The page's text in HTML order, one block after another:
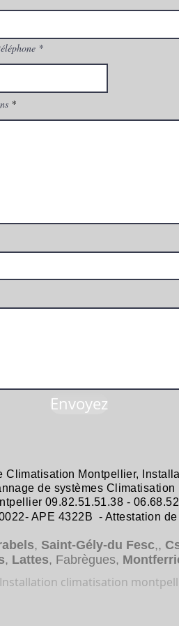
Envoyez
Climatisation Montpellier,
de systèmes Climatisation
09.82.51.51.38 -
APE 4322B - Attestation
, Saint-Gély-du Fesc,,
, Lattes, Fabrègues,
climatisation